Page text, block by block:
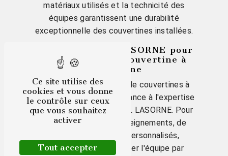
matériaux utilisés et la technicité des
équipes garantissent une durabilité
exceptionnelle des couvertines installées.
Contactez EURL LASORNE pour
Votre Projet de Couvertine à
Compiègne
Vous envisagez la pose de couvertines à
Compiègne ? Faites confiance à l'expertise
et au savoir-faire de EURL LASORNE. Pour
toute demande de renseignements, de
devis ou de conseils personnalisés,
n'hésitez pas à contacter l'équipe par
Ce site utilise des
cookies et vous donne
le contrôle sur ceux
que vous souhaitez
activer
Tout accepter